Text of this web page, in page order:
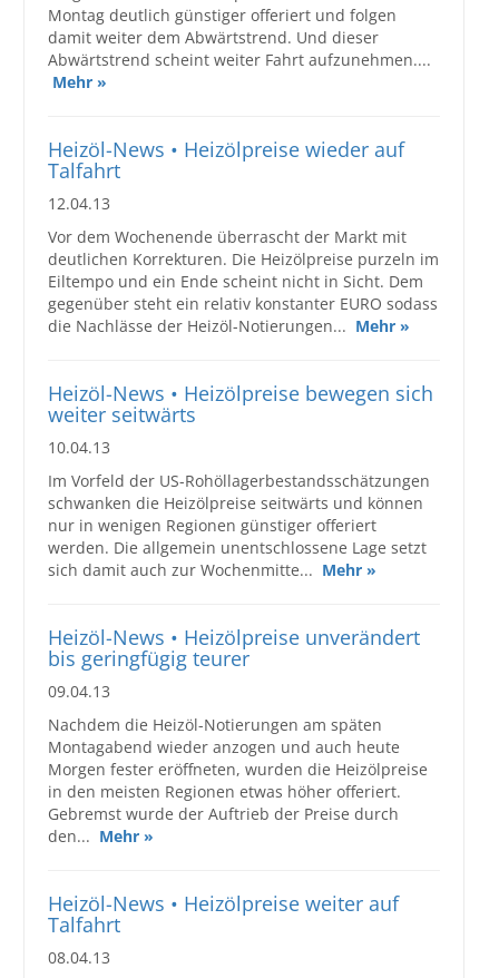
Montag deutlich günstiger offeriert und folgen
damit weiter dem Abwärtstrend. Und dieser
Abwärtstrend scheint weiter Fahrt aufzunehmen....
Mehr »
Heizöl-News • Heizölpreise wieder auf
Talfahrt
12.04.13
Vor dem Wochenende überrascht der Markt mit
deutlichen Korrekturen. Die Heizölpreise purzeln im
Eiltempo und ein Ende scheint nicht in Sicht. Dem
gegenüber steht ein relativ konstanter EURO sodass
die Nachlässe der Heizöl-Notierungen... Mehr »
Heizöl-News • Heizölpreise bewegen sich
weiter seitwärts
10.04.13
Im Vorfeld der US-Rohöllagerbestandsschätzungen
schwanken die Heizölpreise seitwärts und können
nur in wenigen Regionen günstiger offeriert
werden. Die allgemein unentschlossene Lage setzt
sich damit auch zur Wochenmitte... Mehr »
Heizöl-News • Heizölpreise unverändert
bis geringfügig teurer
09.04.13
Nachdem die Heizöl-Notierungen am späten
Montagabend wieder anzogen und auch heute
Morgen fester eröffneten, wurden die Heizölpreise
in den meisten Regionen etwas höher offeriert.
Gebremst wurde der Auftrieb der Preise durch
den... Mehr »
Heizöl-News • Heizölpreise weiter auf
Talfahrt
08.04.13